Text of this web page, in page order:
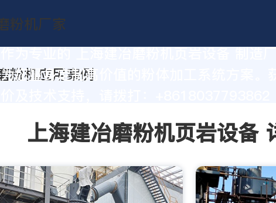
为您量身定制高价值的粉体加工系统方案。
上海建冶磨粉机页岩设备